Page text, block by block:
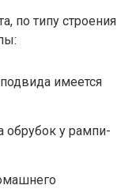
по типу строения
имеется
обрубок у рампи-